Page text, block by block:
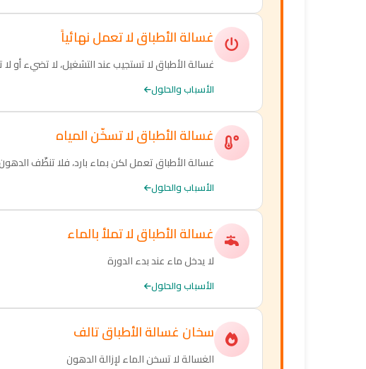
غسالة الأطباق لا تعمل نهائياً
غسالة الأطباق لا تستجيب عند التشغيل، لا تضيء أو لا
الأسباب والحلول
غسالة الأطباق لا تسخّن المياه
غسالة الأطباق تعمل لكن بماء بارد، فلا تنظّف
الأسباب والحلول
غسالة الأطباق لا تملأ بالماء
لا يدخل ماء عند بدء الدورة
الأسباب والحلول
سخان غسالة الأطباق تالف
الغسالة لا تسخن الماء لإزالة الدهون